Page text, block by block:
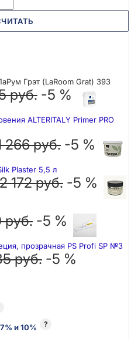
Грэт (LaRoom Grat) 393
руб. -5 %
ALTERITALY Primer PRO
266 руб. -5 %
Plaster 5,5 л
2 172 руб. -5 %
руб. -5 %
прозрачная PS Profi SP №3
руб. -5 %
и 10% ?